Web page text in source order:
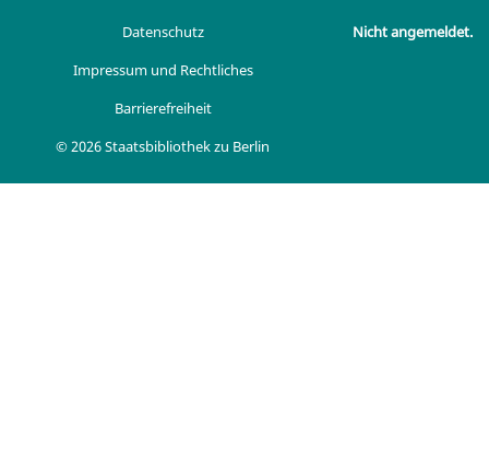
Datenschutz
Impressum und Rechtliches
Barrierefreiheit
© 2026 Staatsbibliothek zu Berlin
Nicht angemeldet.